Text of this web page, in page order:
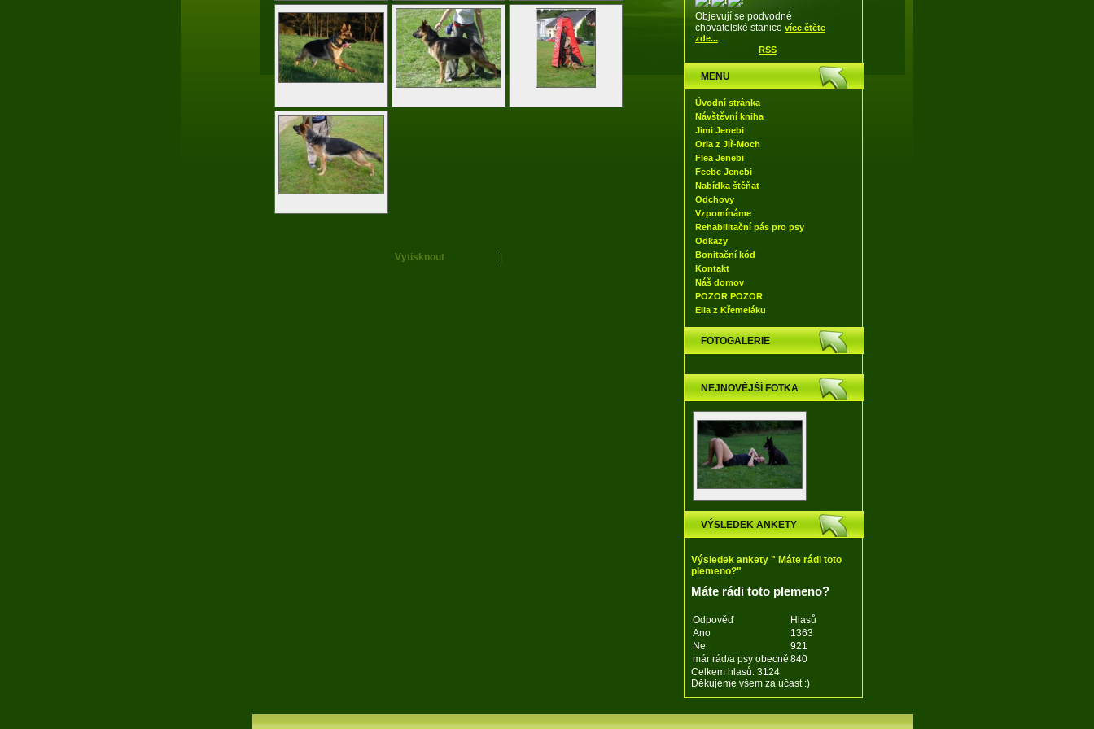
Vytisknout
Objevují se podvodné
chovatelské stanice více čtěte
zde...
RSS
MENU
Úvodní stránka
Návštěvní kniha
Jimi Jenebi
Orla z Jiř-Moch
Flea Jenebi
Feebe Jenebi
Nabídka štěňat
Odchovy
Vzpomínáme
Rehabilitační pás pro psy
Odkazy
Bonitační kód
Kontakt
Náš domov
POZOR POZOR
Ella z Křemeláku
FOTOGALERIE
NEJNOVĚJŠÍ FOTKA
VÝSLEDEK ANKETY
Výsledek ankety " Máte rádi toto
plemeno?"
Máte rádi toto plemeno?
Odpověď
Hlasů
Ano
1363
Ne
921
már rád/a psy obecně 840
Celkem hlasů: 3124
Děkujeme všem za účast :)